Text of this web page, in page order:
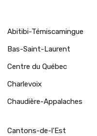
Abitibi-Témiscamingue
Bas-Saint-Laurent
Centre du Québec
Charlevoix
Chaudière-Appalaches
Cantons-de-l'Est